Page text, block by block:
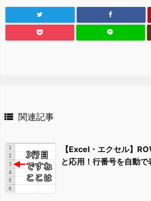
 関連記事
【Excel・エクセル】
と応用！行番号を自動で